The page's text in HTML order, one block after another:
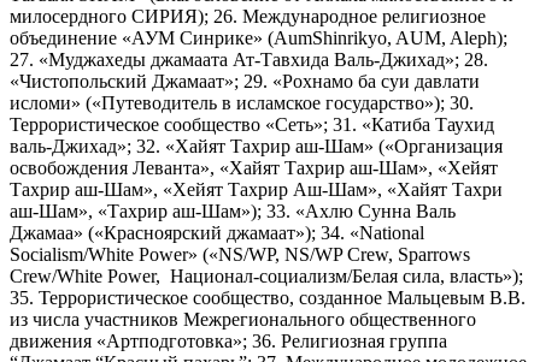
милосердного СИРИЯ); 26. Международное религиозное
объединение «АУМ Синрике» (AumShinrikyo, AUM, Aleph);
27. «Муджахеды джамаата Ат-Тавхида Валь-Джихад»; 28.
«Чистопольский Джамаат»; 29. «Рохнамо ба суи давлати
исломи» («Путеводитель в исламское государство»); 30.
Террористическое сообщество «Сеть»; 31. «Катиба Таухид
валь-Джихад»; 32. «Хайят Тахрир аш-Шам» («Организация
освобождения Леванта», «Хайят Тахрир аш-Шам», «Хейят
Тахрир аш-Шам», «Хейят Тахрир Аш-Шам», «Хайят Тахри
аш-Шам», «Тахрир аш-Шам»); 33. «Ахлю Сунна Валь
Джамаа» («Красноярский джамаат»); 34. «National
Socialism/White Power» («NS/WP, NS/WP Crew, Sparrows
Crew/White Power, Национал-социализм/Белая сила, власть»);
35. Террористическое сообщество, созданное Мальцевым В.В.
из числа участников Межрегионального общественного
движения «Артподготовка»; 36. Религиозная группа